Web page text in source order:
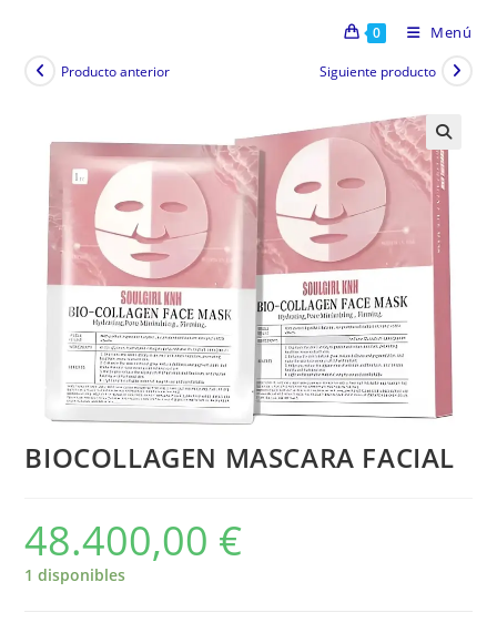
0 Menú
Producto anterior Siguiente producto
BIOCOLLAGEN MASCARA FACIAL
48.400,00 €
1 disponibles